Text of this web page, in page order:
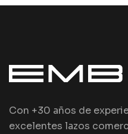
Con +30 años de
excelentes lazos